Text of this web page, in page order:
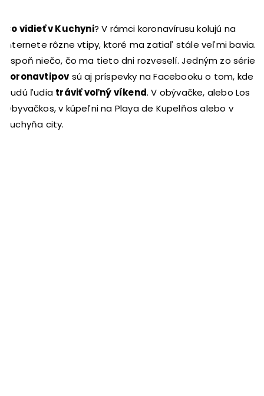
Čo vidieť v Kuchyni? V rámci koronavírusu kolujú na
internete rôzne vtipy, ktoré ma zatiaľ stále veľmi bavia.
Aspoň niečo, čo ma tieto dni rozveselí. Jedným zo série
koronavtipov sú aj príspevky na Facebooku o tom, kde
budú ľudia tráviť voľný víkend. V obývačke, alebo Los
Obyvačkos, v kúpeľni na Playa de Kupelňos alebo v
Kuchyňa city.